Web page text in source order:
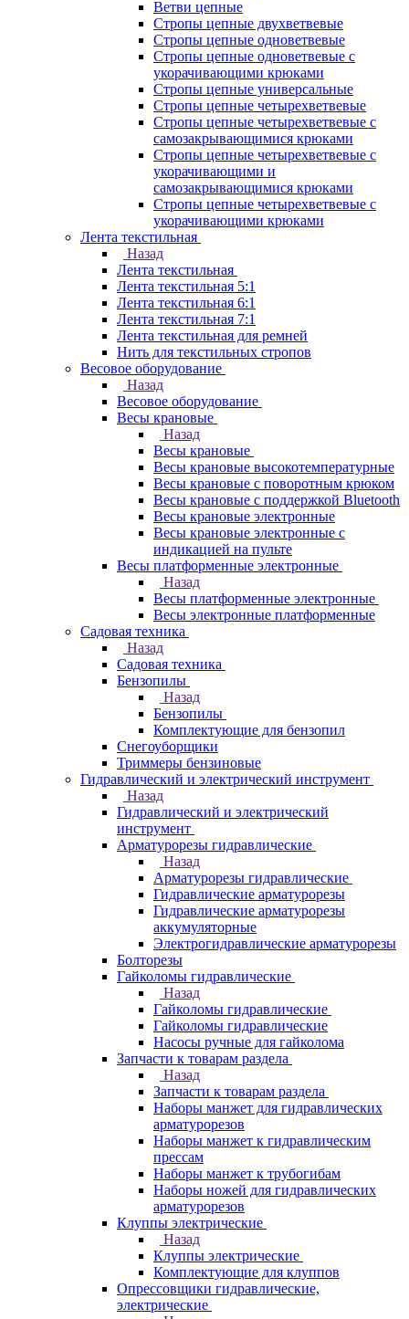
Ветви цепные
Стропы цепные двухветвевые
Стропы цепные одноветвевые
Стропы цепные одноветвевые с
укорачивающими крюками
Стропы цепные универсальные
Стропы цепные четырехветвевые
Стропы цепные четырехветвевые с
самозакрывающимися крюками
Стропы цепные четырехветвевые с
укорачивающими и
самозакрывающимися крюками
Стропы цепные четырехветвевые с
укорачивающими крюками
Лента текстильная
Назад
Лента текстильная
Лента текстильная 5:1
Лента текстильная 6:1
Лента текстильная 7:1
Лента текстильная для ремней
Нить для текстильных стропов
Весовое оборудование
Назад
Весовое оборудование
Весы крановые
Назад
Весы крановые
Весы крановые высокотемпературные
Весы крановые с поворотным крюком
Весы крановые с поддержкой Bluetooth
Весы крановые электронные
Весы крановые электронные с
индикацией на пульте
Весы платформенные электронные
Назад
Весы платформенные электронные
Весы электронные платформенные
Садовая техника
Назад
Садовая техника
Бензопилы
Назад
Бензопилы
Комплектующие для бензопил
Снегоуборщики
Триммеры бензиновые
Гидравлический и электрический инструмент
Назад
Гидравлический и электрический
инструмент
Арматурорезы гидравлические
Назад
Арматурорезы гидравлические
Гидравлические арматурорезы
Гидравлические арматурорезы
аккумуляторные
Электрогидравлические арматурорезы
Болторезы
Гайколомы гидравлические
Назад
Гайколомы гидравлические
Гайколомы гидравлические
Насосы ручные для гайколома
Запчасти к товарам раздела
Назад
Запчасти к товарам раздела
Наборы манжет для гидравлических
арматурорезов
Наборы манжет к гидравлическим
прессам
Наборы манжет к трубогибам
Наборы ножей для гидравлических
арматурорезов
Клуппы электрические
Назад
Клуппы электрические
Комплектующие для клуппов
Опрессовщики гидравлические,
электрические